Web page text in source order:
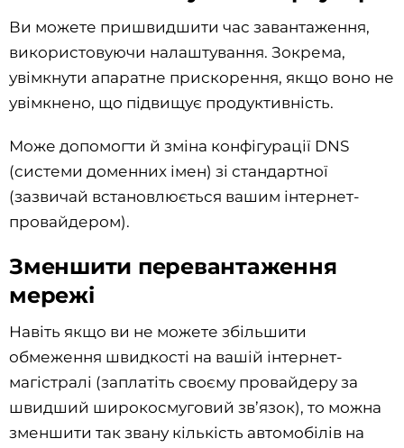
Ви можете пришвидшити час завантаження,
використовуючи налаштування. Зокрема,
увімкнути апаратне прискорення, якщо воно не
увімкнено, що підвищує продуктивність.
Може допомогти й зміна конфігурації DNS
(системи доменних імен) зі стандартної
(зазвичай встановлюється вашим інтернет-
провайдером).
Зменшити перевантаження
мережі
Навіть якщо ви не можете збільшити
обмеження швидкості на вашій інтернет-
магістралі (заплатіть своєму провайдеру за
швидший широкосмуговий зв’язок), то можна
зменшити так звану кількість автомобілів на